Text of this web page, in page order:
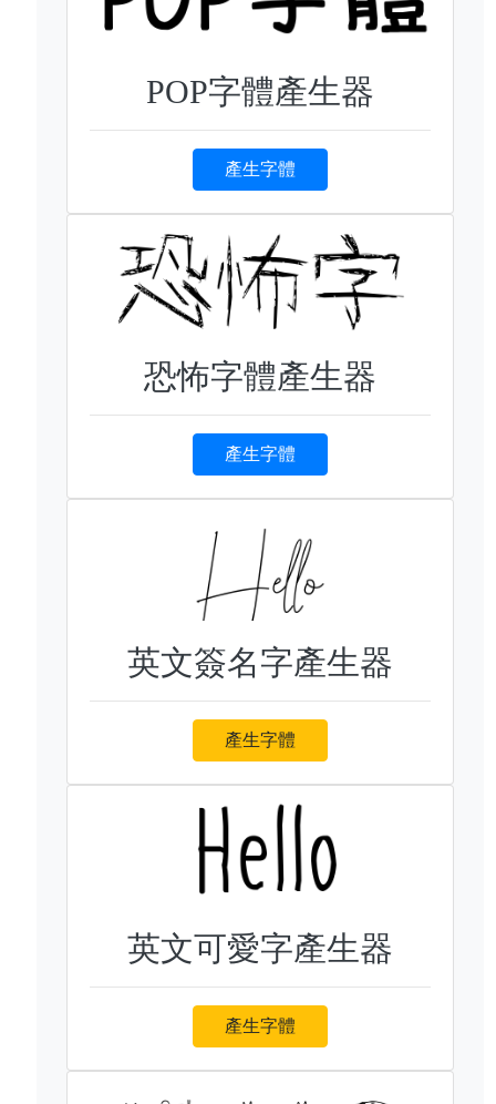
POP字體產生器
產生字體
恐怖字體產生器
產生字體
英文簽名字產生器
產生字體
英文可愛字產生器
產生字體